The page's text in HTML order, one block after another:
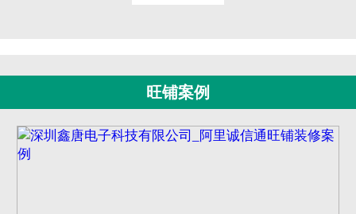
旺铺案例